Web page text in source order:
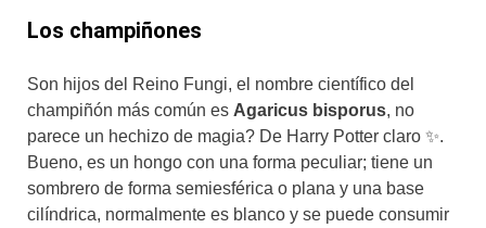
Los champiñones
Son hijos del Reino Fungi, el nombre científico del
champiñón más común es Agaricus bisporus, no
parece un hechizo de magia? De Harry Potter claro ✨.
Bueno, es un hongo con una forma peculiar; tiene un
sombrero de forma semiesférica o plana y una base
cilíndrica, normalmente es blanco y se puede consumir